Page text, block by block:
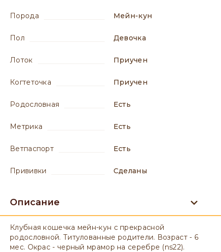
порода Мейн-кун
пол девочка
лоток приучен
когтеточка приучен
родословная есть
метрика есть
ветпаспорт есть
прививки сделаны
Описание
Клубная кошечка мейн-кун с прекрасной
родословной. Титулованные родители. Возраст - 6
мес. Окрас - черный мрамор на серебре (ns22).